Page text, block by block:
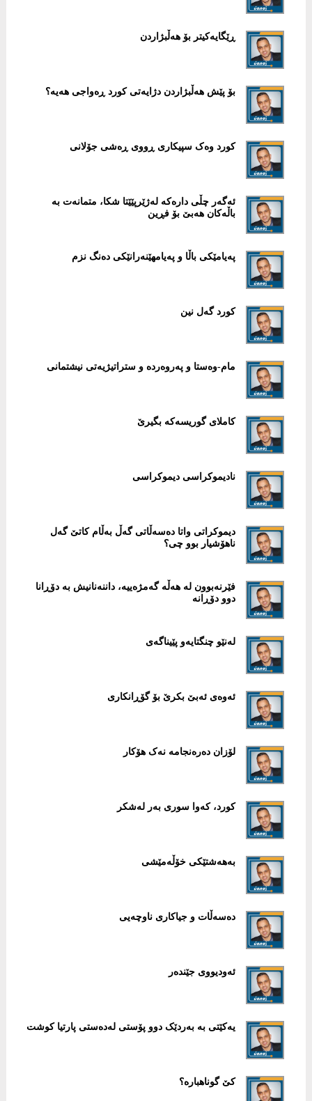
ڕێگایەکیتر بۆ هەڵبژاردن
بۆ پێش هەڵبژاردن دژایەتی کورد ڕەواجی هەیە؟
کورد وەک سپیکاری ڕووی ڕەشی جۆلانی
ئەگەر چڵی دارەکە لەژێرپێێتا شکا، متمانەت بە
باڵەکان هەبێ بۆ فڕین
پەیامێکی باڵا و پەیامهێنەرانێکی دەنگ نزم
کورد گەل نین
مام-وەستا و پەروەردە و ستراتیژیەتی نیشتمانی
کاملای گوریسەکە بگیرێ
نادیموکراسی دیموکراسی
دیموکراتی واتا دەسەڵاتی گەڵ بەڵام کاتێ گەل
ناهۆشیار بوو چی؟
فێرنەبوون لە هەڵە گەمژەییە، داننەنانیش بە دۆڕانا
دوو دۆڕانە
لەنێو چنگتایەو پێیناگەی
ئەوەی ئەبێ بکرێ بۆ گۆڕانکاری
لۆزان دەرەنجامە نەک هۆکار
کورد، کەوا سوری بەر لەشکر
بەهەشتێکی خۆڵەمێشی
دەسەڵات و جیاکاری ناوچەیی
ئەودیووی جێندەر
یەکێتی بە بەردێک دوو پۆستی لەدەستی پارتیا کوشت
کێ گوناهبارە؟